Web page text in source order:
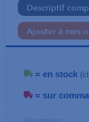
Descriptif
Ajouter à mes
= en stock
= sur